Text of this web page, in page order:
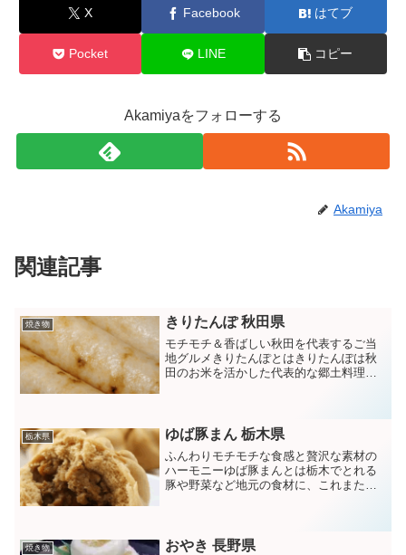
X Facebook はてブ
Pocket LINE コピー
Akamiyaをフォローする
Akamiya
関連記事
焼き物 きりたんぽ 秋田県
モチモチ＆香ばしい秋田を代表するご当
地グルメきりたんぽとはきりたんぽは秋
田のお米を活かした代表的な郷土料理。
つけてチクワのような形に...
栃木県 ゆば豚まん 栃木県
ふんわりモチモチな食感と贅沢な素材の
ハーモニーゆば豚まんとは栃木でとれる
豚や野菜など地元の食材に、これまた栃
ゆば豚まんのおすすめポイン...
焼き物 おやき 長野県